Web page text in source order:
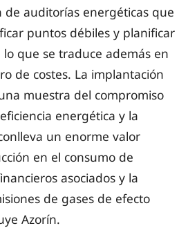
auditorías energéticas que
puntos débiles y planificar
que se traduce además en
de costes. La implantación
muestra del compromiso
energética y la
un enorme valor
en el consumo de
asociados y la
de gases de efecto
Azorín.